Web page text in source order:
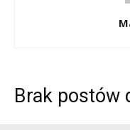
Brak postów